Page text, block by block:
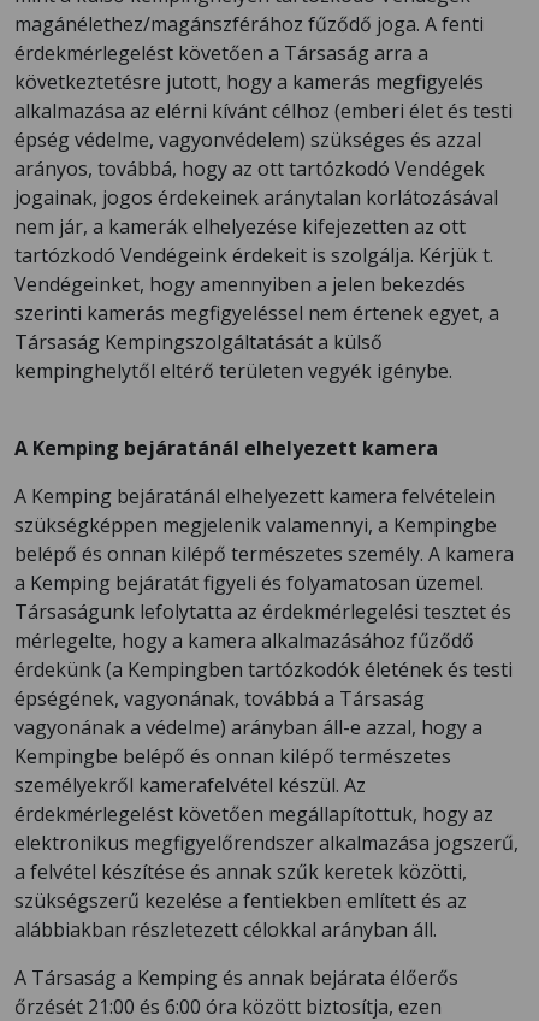
magánélethez/magánszférához fűződő joga. A fenti
érdekmérlegelést követően a Társaság arra a
következtetésre jutott, hogy a kamerás megfigyelés
alkalmazása az elérni kívánt célhoz (emberi élet és testi
épség védelme, vagyonvédelem) szükséges és azzal
arányos, továbbá, hogy az ott tartózkodó Vendégek
jogainak, jogos érdekeinek aránytalan korlátozásával
nem jár, a kamerák elhelyezése kifejezetten az ott
tartózkodó Vendégeink érdekeit is szolgálja. Kérjük t.
Vendégeinket, hogy amennyiben a jelen bekezdés
szerinti kamerás megfigyeléssel nem értenek egyet, a
Társaság Kempingszolgáltatását a külső
kempinghelytől eltérő területen vegyék igénybe.
A Kemping bejáratánál elhelyezett kamera
A Kemping bejáratánál elhelyezett kamera felvételein
szükségképpen megjelenik valamennyi, a Kempingbe
belépő és onnan kilépő természetes személy. A kamera
a Kemping bejáratát figyeli és folyamatosan üzemel.
Társaságunk lefolytatta az érdekmérlegelési tesztet és
mérlegelte, hogy a kamera alkalmazásához fűződő
érdekünk (a Kempingben tartózkodók életének és testi
épségének, vagyonának, továbbá a Társaság
vagyonának a védelme) arányban áll-e azzal, hogy a
Kempingbe belépő és onnan kilépő természetes
személyekről kamerafelvétel készül. Az
érdekmérlegelést követően megállapítottuk, hogy az
elektronikus megfigyelőrendszer alkalmazása jogszerű,
a felvétel készítése és annak szűk keretek közötti,
szükségszerű kezelése a fentiekben említett és az
alábbiakban részletezett célokkal arányban áll.
A Társaság a Kemping és annak bejárata élőerős
őrzését 21:00 és 6:00 óra között biztosítja, ezen